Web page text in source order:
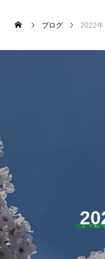
ブログ 2022